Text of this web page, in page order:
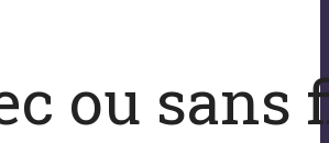
ou sans